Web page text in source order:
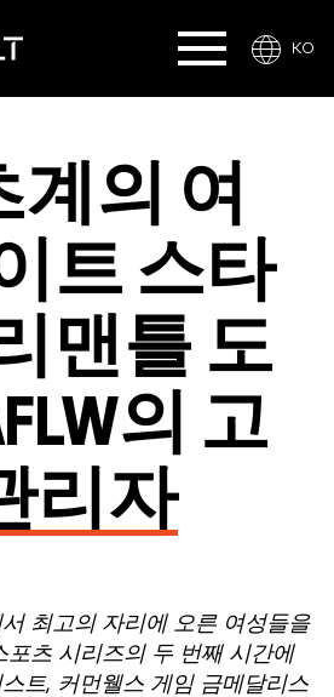
KO
의 여
트 스타
맨틀 도
의 고
리자
최고의 자리에 오른 여성들을
포츠 시리즈의 두 번째 시간에
트, 커먼웰스 게임 금메달리스